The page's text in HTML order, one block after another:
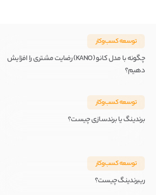
توسعه کسب‌و‌کار
چگونه با مدل کانو (KANO) رضایت مشتری را افزایش
دهیم؟
توسعه کسب‌و‌کار
برندینگ یا برندسازی چیست؟
توسعه کسب‌و‌کار
ریبرندینگ چیست؟